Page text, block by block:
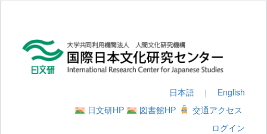
日本語 ｜ English
日文研HP
図書館HP
交通アクセス
ログイン